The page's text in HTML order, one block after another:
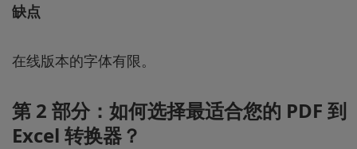
缺点
在线版本的字体有限。
第 2 部分：如何选择最适合您的 PDF 到
Excel 转换器？